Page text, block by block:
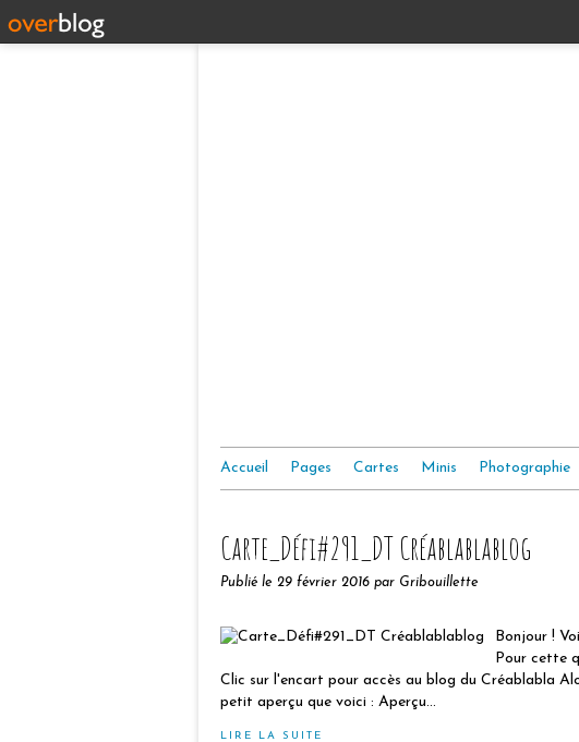
Accueil Pages Cartes Minis Photographie
Carte_Défi#291_DT Créablablablog
Publié le 29 février 2016 par Gribouillette
Bonjour !
Pour cette
Clic sur l'encart pour accès au blog du Créablabla
petit aperçu que voici : Aperçu...
LIRE LA SUITE